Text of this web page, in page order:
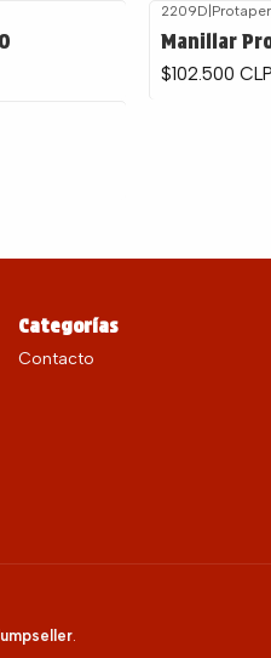
2209D Protaper
Manillar
$102.500 CLP
Categorías
Contacto
.